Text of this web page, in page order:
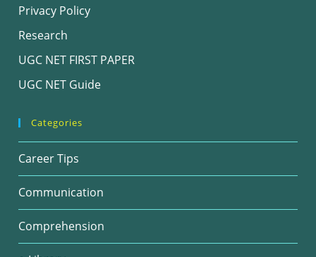
Privacy Policy
Research
UGC NET FIRST PAPER
UGC NET Guide
Categories
Career Tips
Communication
Comprehension